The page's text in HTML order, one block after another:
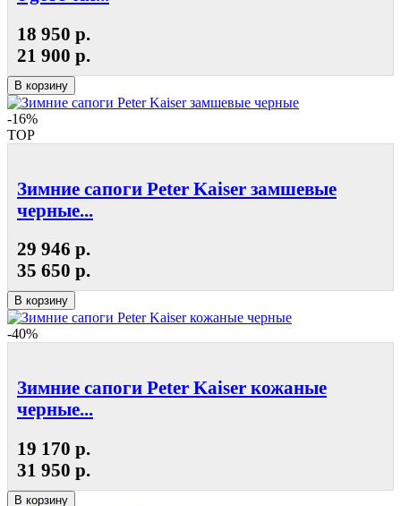
18 950 р.
21 900 р.
В корзину
-16%
TOP
Зимние сапоги Peter Kaiser замшевые
черные...
29 946 р.
35 650 р.
В корзину
-40%
Зимние сапоги Peter Kaiser кожаные
черные...
19 170 р.
31 950 р.
В корзину